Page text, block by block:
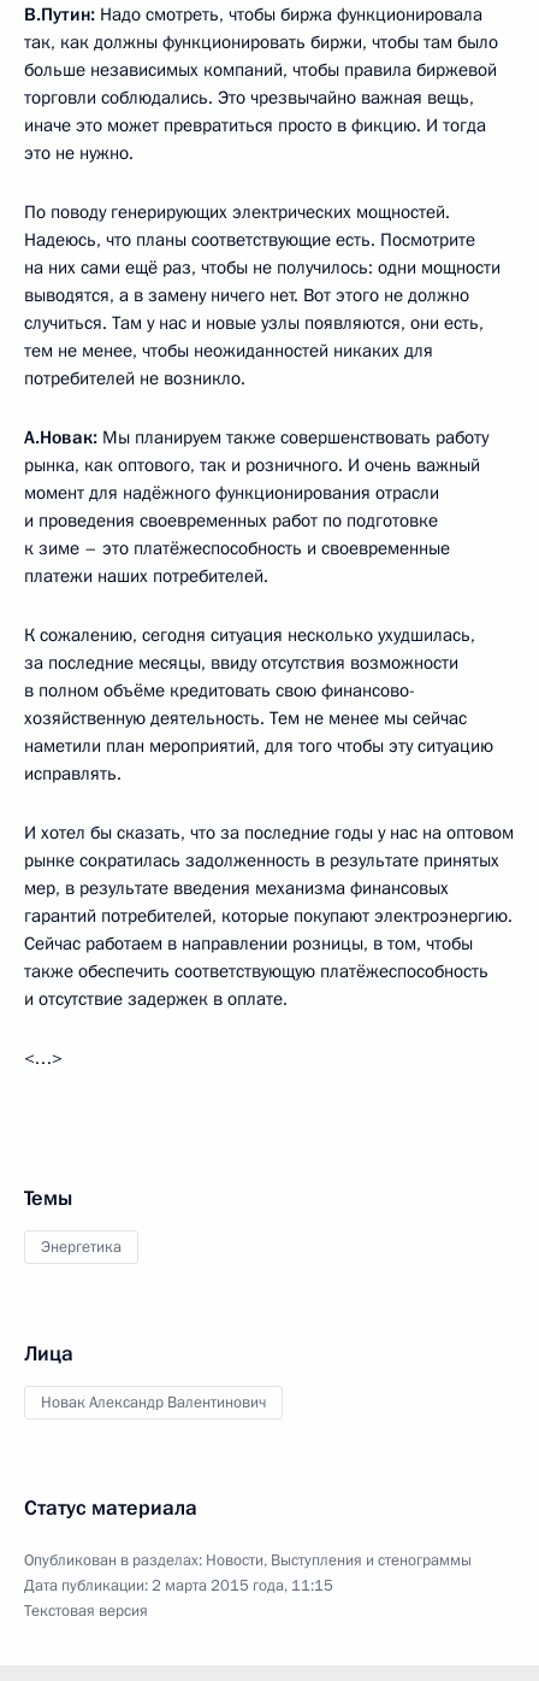
В.Путин: Надо смотреть, чтобы биржа функционировала
так, как должны функционировать биржи, чтобы там было
больше независимых компаний, чтобы правила биржевой
торговли соблюдались. Это чрезвычайно важная вещь,
иначе это может превратиться просто в фикцию. И тогда
это не нужно.
По поводу генерирующих электрических мощностей.
Надеюсь, что планы соответствующие есть. Посмотрите
на них сами ещё раз, чтобы не получилось: одни мощности
выводятся, а в замену ничего нет. Вот этого не должно
случиться. Там у нас и новые узлы появляются, они есть,
тем не менее, чтобы неожиданностей никаких для
потребителей не возникло.
А.Новак: Мы планируем также совершенствовать работу
рынка, как оптового, так и розничного. И очень важный
момент для надёжного функционирования отрасли
и проведения своевременных работ по подготовке
к зиме – это платёжеспособность и своевременные
платежи наших потребителей.
К сожалению, сегодня ситуация несколько ухудшилась,
за последние месяцы, ввиду отсутствия возможности
в полном объёме кредитовать свою финансово-
хозяйственную деятельность. Тем не менее мы сейчас
наметили план мероприятий, для того чтобы эту ситуацию
исправлять.
И хотел бы сказать, что за последние годы у нас на оптовом
рынке сократилась задолженность в результате принятых
мер, в результате введения механизма финансовых
гарантий потребителей, которые покупают электроэнергию.
Сейчас работаем в направлении розницы, в том, чтобы
также обеспечить соответствующую платёжеспособность
и отсутствие задержек в оплате.
<…>
Темы
Энергетика
Лица
Новак Александр Валентинович
Статус материала
Опубликован в разделах: Новости, Выступления и стенограммы
Дата публикации:2 марта 2015 года, 11:15
Текстовая версия